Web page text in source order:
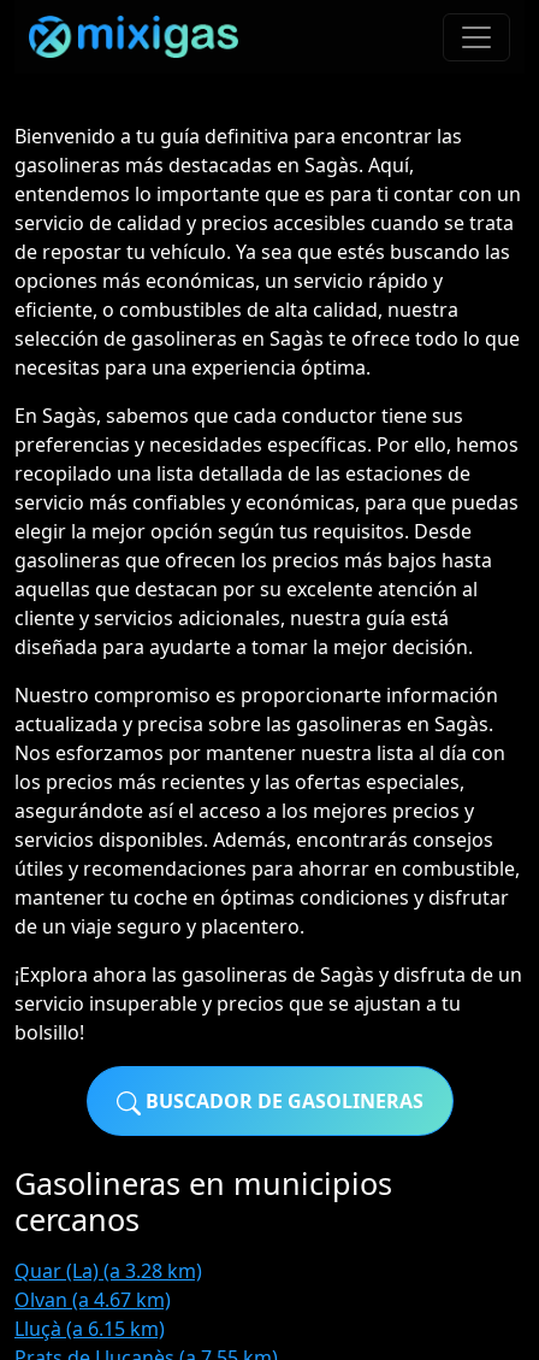
Bienvenido a tu guía definitiva para encontrar las
gasolineras más destacadas en Sagàs. Aquí,
entendemos lo importante que es para ti contar con un
servicio de calidad y precios accesibles cuando se trata
de repostar tu vehículo. Ya sea que estés buscando las
opciones más económicas, un servicio rápido y
eficiente, o combustibles de alta calidad, nuestra
selección de gasolineras en Sagàs te ofrece todo lo que
necesitas para una experiencia óptima.
En Sagàs, sabemos que cada conductor tiene sus
preferencias y necesidades específicas. Por ello, hemos
recopilado una lista detallada de las estaciones de
servicio más confiables y económicas, para que puedas
elegir la mejor opción según tus requisitos. Desde
gasolineras que ofrecen los precios más bajos hasta
aquellas que destacan por su excelente atención al
cliente y servicios adicionales, nuestra guía está
diseñada para ayudarte a tomar la mejor decisión.
Nuestro compromiso es proporcionarte información
actualizada y precisa sobre las gasolineras en Sagàs.
Nos esforzamos por mantener nuestra lista al día con
los precios más recientes y las ofertas especiales,
asegurándote así el acceso a los mejores precios y
servicios disponibles. Además, encontrarás consejos
útiles y recomendaciones para ahorrar en combustible,
mantener tu coche en óptimas condiciones y disfrutar
de un viaje seguro y placentero.
¡Explora ahora las gasolineras de Sagàs y disfruta de un
servicio insuperable y precios que se ajustan a tu
bolsillo!
BUSCADOR DE GASOLINERAS
Gasolineras en municipios
cercanos
Quar (La) (a 3.28 km)
Olvan (a 4.67 km)
Lluçà (a 6.15 km)